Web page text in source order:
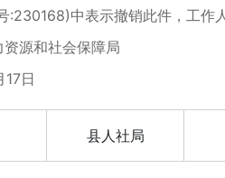
中表示撤销此件，工作人
源和社会保障局
日
县人社局